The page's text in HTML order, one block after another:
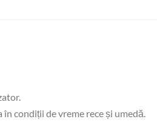
condiții de vreme rece și umedă.